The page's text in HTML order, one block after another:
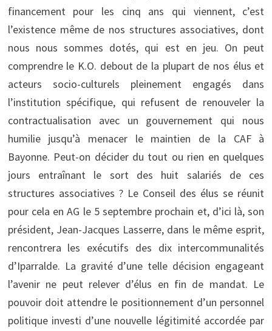
financement pour les cinq ans qui viennent, c’est
l’existence même de nos structures associatives, dont
nous nous sommes dotés, qui est en jeu. On peut
comprendre le K.O. debout de la plupart de nos élus et
acteurs socio-culturels pleinement engagés dans
l’institution spécifique, qui refusent de renouveler la
contractualisation avec un gouvernement qui nous
humilie jusqu’à menacer le maintien de la CAF à
Bayonne. Peut-on décider du tout ou rien en quelques
jours entraînant le sort des huit salariés de ces
structures associatives ? Le Conseil des élus se réunit
pour cela en AG le 5 septembre prochain et, d’ici là, son
président, Jean-Jacques Lasserre, dans le même esprit,
rencontrera les exécutifs des dix intercommunalités
d’Iparralde. La gravité d’une telle décision engageant
l’avenir ne peut relever d’élus en fin de mandat. Le
pouvoir doit attendre le positionnement d’un personnel
politique investi d’une nouvelle légitimité accordée par